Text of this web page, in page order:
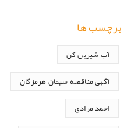
برچسب ها
آب شیرین کن
آگهی مناقصه سیمان هرمزگان
احمد مرادی